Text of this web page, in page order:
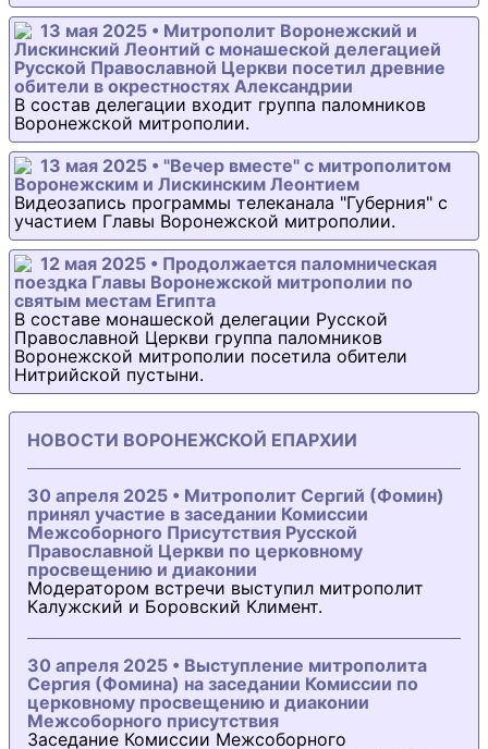
13 мая 2025 • Митрополит Воронежский и
Лискинский Леонтий с монашеской делегацией
Русской Православной Церкви посетил древние
обители в окрестностях Александрии
В состав делегации входит группа паломников
Воронежской митрополии.
13 мая 2025 • "Вечер вместе" с митрополитом
Воронежским и Лискинским Леонтием
Видеозапись программы телеканала "Губерния" с
участием Главы Воронежской митрополии.
12 мая 2025 • Продолжается паломническая
поездка Главы Воронежской митрополии по
святым местам Египта
В составе монашеской делегации Русской
Православной Церкви группа паломников
Воронежской митрополии посетила обители
Нитрийской пустыни.
НОВОСТИ ВОРОНЕЖСКОЙ ЕПАРХИИ
30 апреля 2025 • Митрополит Сергий (Фомин)
принял участие в заседании Комиссии
Межсоборного Присутствия Русской
Православной Церкви по церковному
просвещению и диаконии
Модератором встречи выступил митрополит
Калужский и Боровский Климент.
30 апреля 2025 • Выступление митрополита
Сергия (Фомина) на заседании Комиссии по
церковному просвещению и диаконии
Межсоборного присутствия
Заседание Комиссии Межсоборного